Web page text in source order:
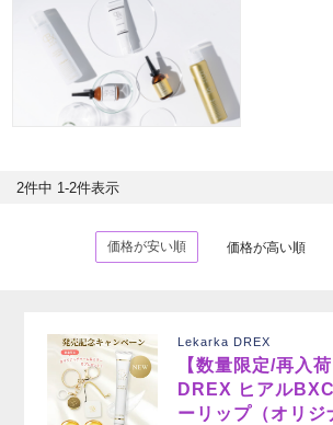
価格が安い順 価格が高い順
2件中 1-2件表示
Lekarka DREX
【数量限定/再入
DREX ヒアル
ーリップ（オリジ